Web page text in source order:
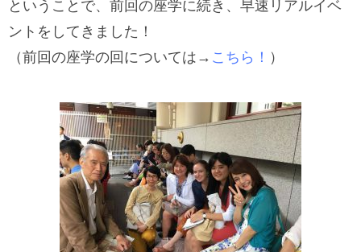
ということで、前回の座学に続き、早速リアルイベ
ントをしてきました！
（前回の座学の回については→ こちら！ ）